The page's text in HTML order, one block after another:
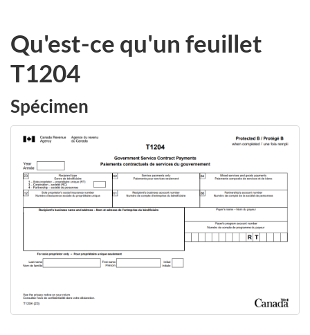
Qu'est-ce qu'un feuillet
T1204
Spécimen